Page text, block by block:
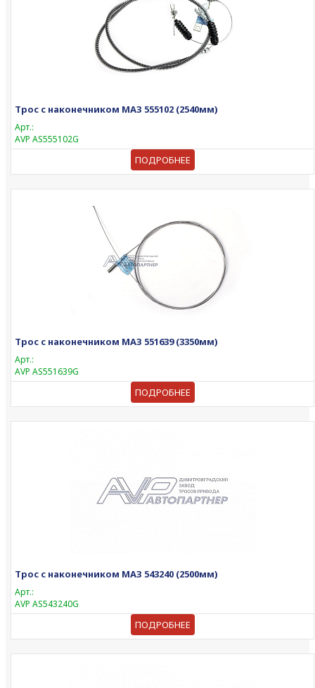
Трос с наконечником МАЗ 555102 (2540мм)
Арт.:
AVP AS555102G
ПОДРОБНЕЕ
Трос с наконечником МАЗ 551639 (3350мм)
Арт.:
AVP AS551639G
ПОДРОБНЕЕ
Трос с наконечником МАЗ 543240 (2500мм)
Арт.:
AVP AS543240G
ПОДРОБНЕЕ